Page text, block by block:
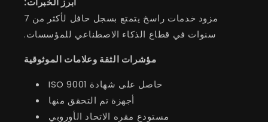
مزود خدمات راسخ يتمتع بسجل حافل لأكثر من 7
سنوات في قطاع الذكاء الاصطناعي للمؤسسات.
مؤشرات الثقة وعلامات الموثوقية
حاصل على شهادة ISO 9001
أجهزة تم التحقق منها
مستودع مقره الاتحاد الأوروبي